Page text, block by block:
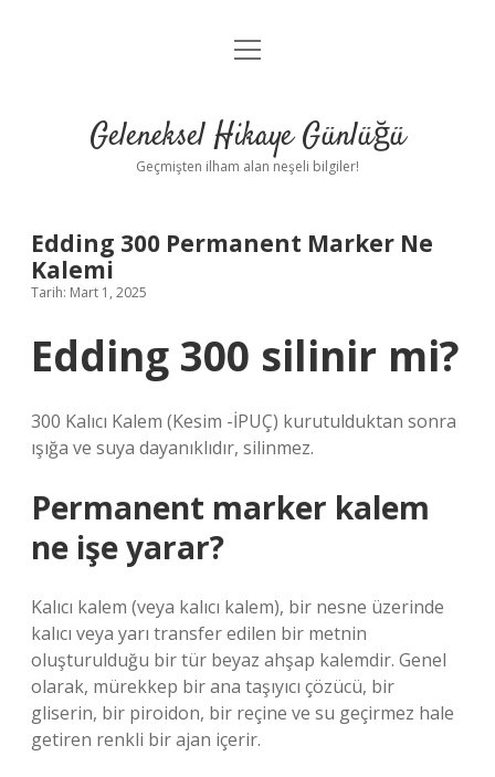
Anasayfa
Yasal Uyarı
menüyü
Geleneksel Hikaye Günlüğü
Geçmişten ilham alan neşeli bilgiler!
Edding 300 Permanent Marker Ne
Kalemi
Tarih: Mart 1, 2025
Edding 300 silinir mi?
300 Kalıcı Kalem (Kesim -İPUÇ) kurutulduktan sonra
ışığa ve suya dayanıklıdır, silinmez.
Permanent marker kalem
ne işe yarar?
Kalıcı kalem (veya kalıcı kalem), bir nesne üzerinde
kalıcı veya yarı transfer edilen bir metnin
oluşturulduğu bir tür beyaz ahşap kalemdir. Genel
olarak, mürekkep bir ana taşıyıcı çözücü, bir
gliserin, bir piroidon, bir reçine ve su geçirmez hale
getiren renkli bir ajan içerir.